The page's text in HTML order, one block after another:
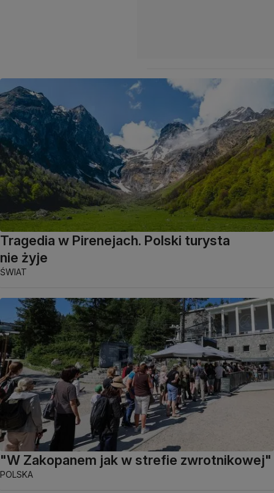
Tragedia w Pirenejach. Polski turysta
nie żyje
ŚWIAT
"W Zakopanem jak w strefie zwrotnikowej"
POLSKA